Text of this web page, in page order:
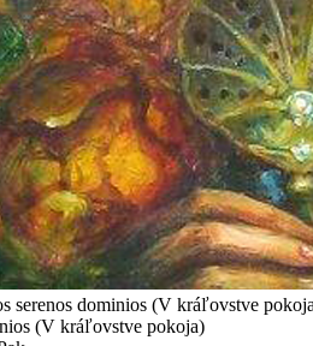
serenos dominios (V kráľovstve
(V kráľovstve pokoja)